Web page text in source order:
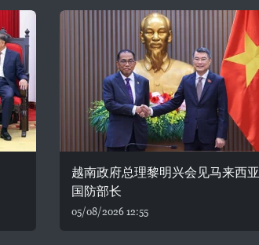
越南政府总理黎明兴会见马来西亚
国防部长
05/08/2026 12:55